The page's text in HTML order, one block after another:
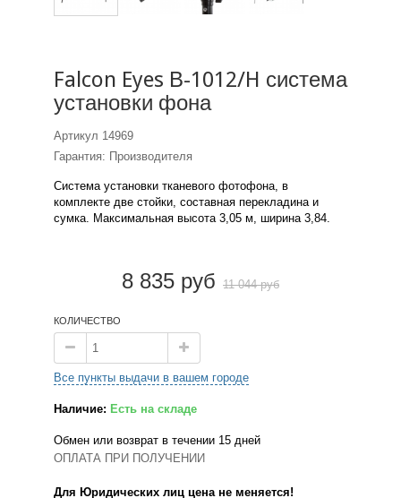
Falcon Eyes В-1012/H система
установки фона
Артикул 14969
Гарантия: Производителя
Система установки тканевого фотофона, в
комплекте две стойки, составная перекладина и
сумка. Максимальная высота 3,05 м, ширина 3,84.
8 835 руб 11 044 руб
КОЛИЧЕСТВО
Все пункты выдачи в вашем городе
Наличие: Есть на складе
Обмен или возврат в течении 15 дней
ОПЛАТА ПРИ ПОЛУЧЕНИИ
Для Юридических лиц цена не меняется!